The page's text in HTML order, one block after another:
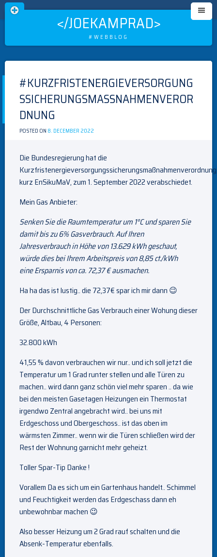
</JOEKAMPRAD>
#WEBBLOG
Skip
to
content#KURZFRISTENERGIEVERSORGUNG
SSICHERUNGSMASSNAHMENVERORD
NUNG
POSTED ON 8. DECEMBER 2022
Die Bundesregierung hat die
kurz EnSikuMaV, zum 1. September 2022 verabschiedet.
Mein Gas Anbieter:
Senken Sie die Raumtemperatur um 1°C und sparen Sie
damit bis zu 6% Gasverbrauch. Auf Ihren
Jahresverbrauch in Höhe von 13.629 kWh geschaut,
würde dies bei Ihrem Arbeitspreis von 8,85 ct./kWh
eine Ersparnis von ca. 72,37 € ausmachen.
Ha ha das ist lustig.. die 72,37€ spar ich mir dann 😉
Der Durchschnittliche Gas Verbrauch einer Wohung dieser
Größe, Altbau, 4 Personen:
32.800 kWh
41,55 % davon verbrauchen wir nur.. und ich soll jetzt die
Temperatur um 1 Grad runter stellen und alle Türen zu
machen.. wird dann ganz schön viel mehr sparen .. da wie
bei den meisten Gasetagen Heizungen ein Thermostat
irgendwo Zentral angebracht wird.. bei uns mit
Erdgeschoss und Obergeschoss.. ist das oben im
wärmsten Zimmer.. wenn wir die Türen schließen wird der
Rest der Wohnung garnicht mehr geheizt.
Toller Spar-Tip Danke !
Vorallem Da es sich um ein Gartenhaus handelt.. Schimmel
und Feuchtigkeit werden das Erdgeschass dann eh
unbewohnbar machen 😉
Also besser Heizung um 2 Grad rauf schalten und die
Absenk-Temperatur ebenfalls.